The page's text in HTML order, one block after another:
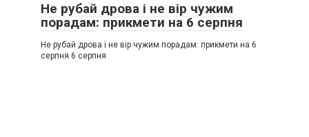
Не рубай дрова і не вір чужим
порадам: прикмети на 6 серпня
Не рубай дрова і не вір чужим порадам: прикмети на 6
серпня 6 серпня